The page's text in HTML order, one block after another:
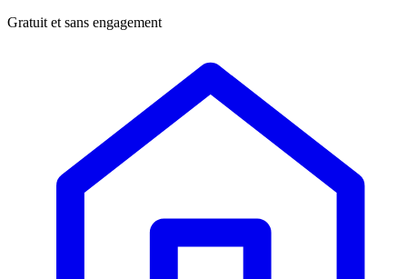
Gratuit et sans engagement